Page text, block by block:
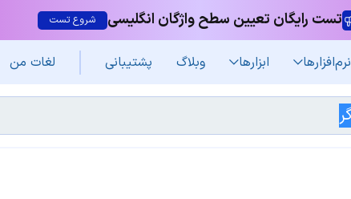
تست رایگان تعیین سطح واژگان انگلیسی شروع تست
نرم‌افزار‌ها ابزارها وبلاگ پشتیبانی لغات من